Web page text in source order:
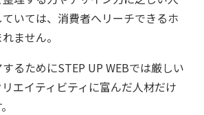
いては、消費者へリーチできるホ
ません。
るためにSTEP UP WEBでは厳しい
エイティビティに富んだ人材だけ